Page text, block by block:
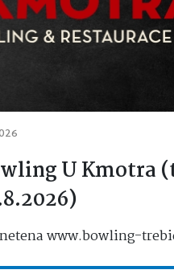
U Kmotra
www.bowling-